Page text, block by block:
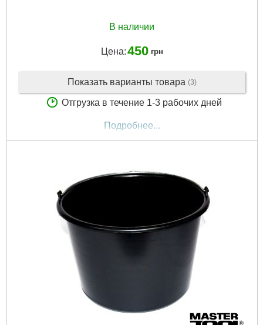
В наличии
Цена:450 грн
Показать варианты товара (3)
Отгрузка в течение 1-3 рабочих дней
Подробнее...